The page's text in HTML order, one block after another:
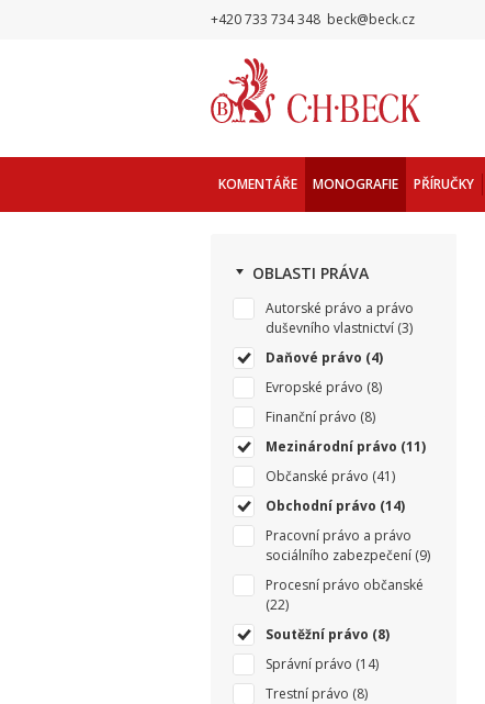
+420 733 734 348 beck@beck.cz
KOMENTÁŘE MONOGRAFIE PŘÍRUČKY
OBLASTI PRÁVA
Autorské právo a právo
duševního vlastnictví (3)
Daňové právo (4)
Evropské právo (8)
Finanční právo (8)
Mezinárodní právo (11)
Občanské právo (41)
Obchodní právo (14)
Pracovní právo a právo
sociálního zabezpečení (9)
Procesní právo občanské
(22)
Soutěžní právo (8)
Správní právo (14)
Trestní právo (8)